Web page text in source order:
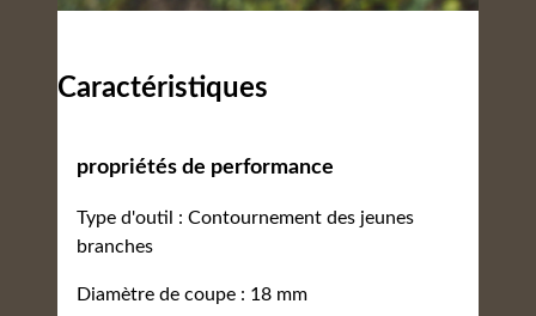
Caractéristiques
propriétés de performance
Type d'outil : Contournement des jeunes
branches
Diamètre de coupe : 18 mm